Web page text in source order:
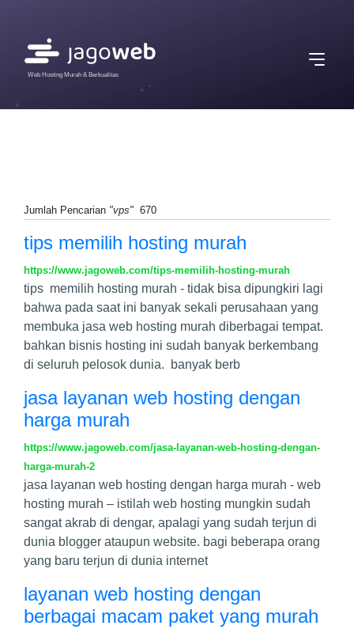
Web Hosting Murah & Berkualitas
Jumlah Pencarian "vps" 670
tips memilih hosting murah
https://www.jagoweb.com/tips-memilih-hosting-murah
tips memilih hosting murah - tidak bisa dipungkiri lagi
bahwa pada saat ini banyak sekali perusahaan yang
membuka jasa web hosting murah diberbagai tempat.
bahkan bisnis hosting ini sudah banyak berkembang
di seluruh pelosok dunia. banyak berb
jasa layanan web hosting dengan
harga murah
https://www.jagoweb.com/jasa-layanan-web-hosting-dengan-
harga-murah-2
jasa layanan web hosting dengan harga murah - web
hosting murah – istilah web hosting mungkin sudah
sangat akrab di dengar, apalagi yang sudah terjun di
dunia blogger ataupun website. bagi beberapa orang
yang baru terjun di dunia internet
layanan web hosting dengan
berbagai macam paket yang murah